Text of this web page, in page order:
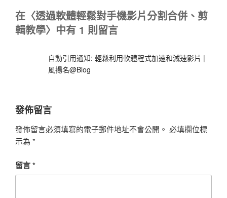
在〈透過軟體輕鬆對手機影片分割合併、剪
輯教學〉中有 1 則留言
自動引用通知: 輕鬆利用軟體程式加速和減速影片 |
風揚名@Blog
發佈留言
發佈留言必須填寫的電子郵件地址不會公開。 必填欄位標
示為 *
留言*